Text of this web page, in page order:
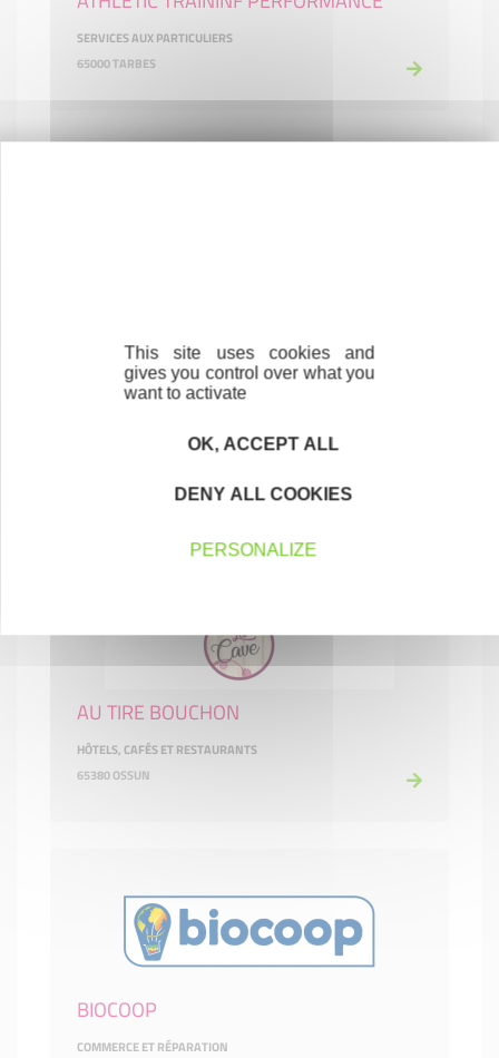
SERVICES AUX PARTICULIERS
65000 TARBES
AU CHIEN ELEGANT
COMMERCE ET RÉPARATION
AU TIRE BOUCHON
HÔTELS, CAFÉS ET RESTAURANTS
65380 OSSUN
BIOCOOP
COMMERCE ET RÉPARATION
This site uses cookies and
gives you control over what you
want to activate
OK, ACCEPT ALL
DENY ALL COOKIES
PERSONALIZE